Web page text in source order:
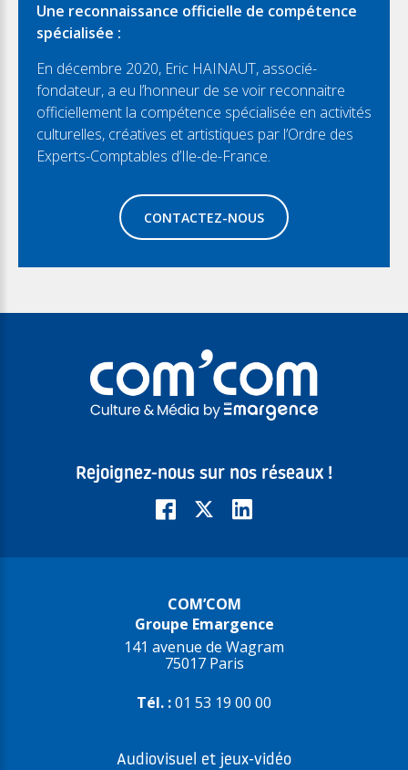
Une reconnaissance officielle de compétence
spécialisée :
En décembre 2020, Eric HAINAUT, associé-
fondateur, a eu l’honneur de se voir reconnaitre
officiellement la compétence spécialisée en activités
culturelles, créatives et artistiques par l’Ordre des
Experts-Comptables d’Ile-de-France.
CONTACTEZ-NOUS
Rejoignez-nous sur nos réseaux !
COM’COM
Groupe Emargence
141 avenue de Wagram
75017 Paris
Tél. :01 53 19 00 00
Audiovisuel et jeux-vidéo